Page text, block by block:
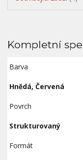
Kompletní
Barva
Hnědá, Červená
Povrch
Strukturovaný
Formát